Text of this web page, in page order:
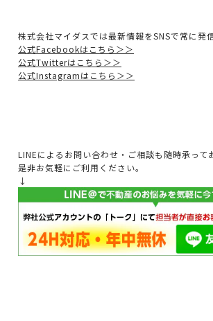
株式会社マイダスでは最新情報をSNSで常に発
公式Facebookはこちら＞＞
公式Twitterはこちら＞＞
公式Instagramはこちら＞＞
LINEによるお問い合わせ・ご相談も随時承って
是非お気軽にご利用ください。
↓